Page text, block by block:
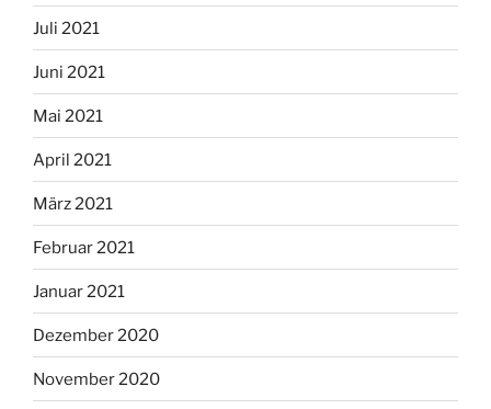
Juli 2021
Juni 2021
Mai 2021
April 2021
März 2021
Februar 2021
Januar 2021
Dezember 2020
November 2020